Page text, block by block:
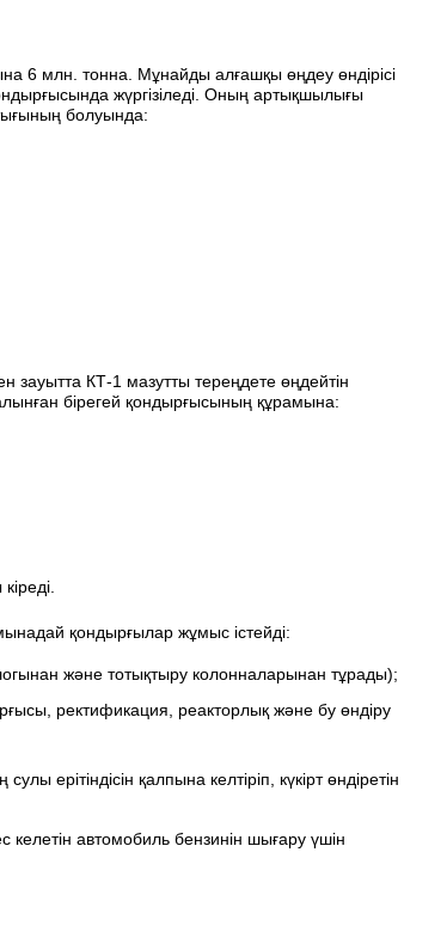
6 млн. тонна. Мұнайды алғашқы өңдеу өндірісі
жүргізіледі. Оның артықшылығы
болуында:
зауытта КТ-1 мазутты тереңдете өңдейтін
бірегей қондырғысының құрамына:
қондырғылар жұмыс істейді:
және тотықтыру колонналарынан тұрады);
ректификация, реакторлық және бу өндіру
ерітіндісін қалпына келтіріп, күкірт өндіретін
автомобиль бензинін шығару үшін